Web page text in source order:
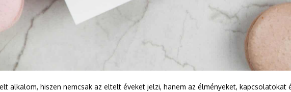
alkalom, hiszen nemcsak az eltelt éveket jelzi, hanem az élményeket, kapcsolatokat